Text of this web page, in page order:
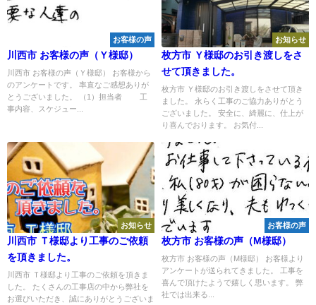
お客様の声
川西市 お客様の声（Ｙ様邸）
川西市 お客様の声（Ｙ様邸） お客様から
のアンケートです。 率直なご感想ありが
とうございました。 （1）担当者 工
事内容、スケジュー...
お知らせ
枚方市 Ｙ様邸のお引き渡しをさ
せて頂きました。
枚方市 Ｙ様邸のお引き渡しをさせて頂き
ました。 永らく工事のご協力ありがとう
ございました。 安全に、綺麗に、仕上が
り喜んでおります。 お気付...
お知らせ
川西市 Ｔ様邸より工事のご依頼
を頂きました。
川西市 Ｔ様邸より工事のご依頼を頂きま
した。 たくさんの工事店の中から弊社を
お選びいただき、誠にありがとうございま
お客様の声
枚方市 お客様の声（M様邸）
枚方市 お客様の声（M様邸） お客様より
アンケートが送られてきました。 工事を
喜んで頂けたようで嬉しく思います。 弊
社では出来る...